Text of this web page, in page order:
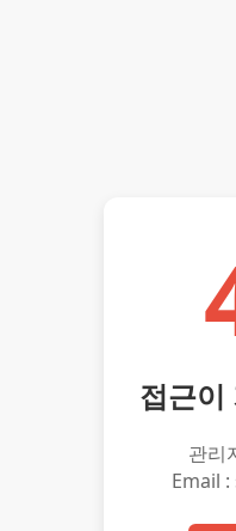
접근이
관리
Email